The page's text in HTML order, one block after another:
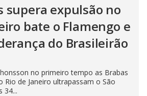
supera expulsão no
bate o Flamengo e
do Brasileirão
no primeiro tempo as Brabas
Rio de Janeiro ultrapassam o São
34...